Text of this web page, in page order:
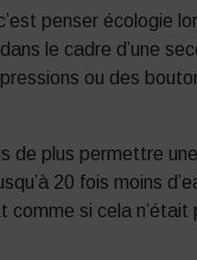
penser écologie
le cadre d’une
ou des
de plus permettre
20 fois moins
comme si cela